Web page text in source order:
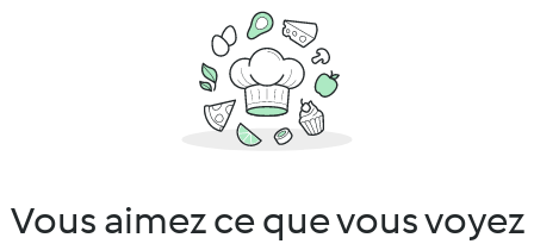
Vous aimez ce que vous voyez